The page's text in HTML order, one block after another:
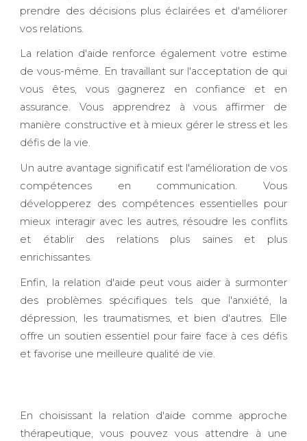
prendre des décisions plus éclairées et d'améliorer
vos relations.
La relation d'aide renforce également votre estime
de vous-même. En travaillant sur l'acceptation de qui
vous êtes, vous gagnerez en confiance et en
assurance. Vous apprendrez à vous affirmer de
manière constructive et à mieux gérer le stress et les
défis de la vie.
Un autre avantage significatif est l'amélioration de vos
compétences en communication. Vous
développerez des compétences essentielles pour
mieux interagir avec les autres, résoudre les conflits
et établir des relations plus saines et plus
enrichissantes.
Enfin, la relation d'aide peut vous aider à surmonter
des problèmes spécifiques tels que l'anxiété, la
dépression, les traumatismes, et bien d'autres. Elle
offre un soutien essentiel pour faire face à ces défis
et favorise une meilleure qualité de vie.
En choisissant la relation d'aide comme approche
thérapeutique, vous pouvez vous attendre à une